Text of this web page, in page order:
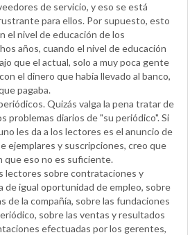
de servicio, y eso se está
para ellos. Por supuesto, esto
el nivel de educación de los
años, cuando el nivel de educación
que el actual, solo a muy poca gente
el dinero que había llevado al banco,
pagaba.
Quizás valga la pena tratar de
problemas diarios de "su periódico". Si
les da a los lectores es el anuncio de
ejemplares y suscripciones, creo que
que eso no es suficiente.
lectores sobre contrataciones y
de igual oportunidad de empleo, sobre
de la compañía, sobre las fundaciones
sobre las ventas y resultados
efectuadas por los gerentes,